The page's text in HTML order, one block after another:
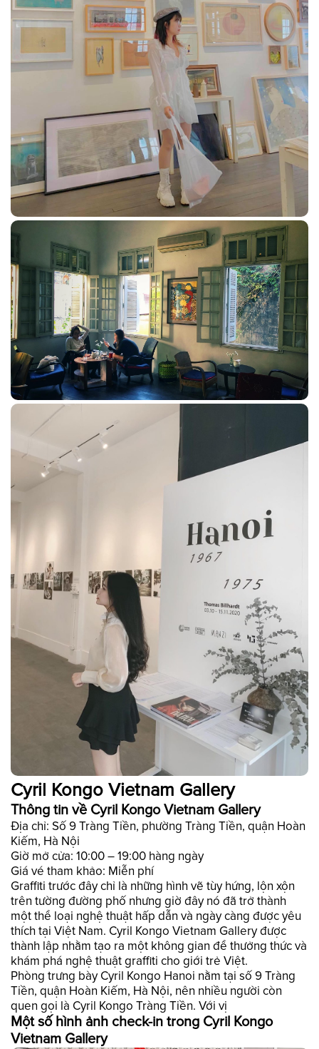
Cyril Kongo Vietnam Gallery
Thông tin về Cyril Kongo Vietnam Gallery
Địa chỉ: Số 9 Tràng Tiền, phường Tràng Tiền, quận Hoàn
Kiếm, Hà Nội
Giờ mở cửa: 10:00 – 19:00 hàng ngày
Giá vé tham khảo: Miễn phí
Graffiti trước đây chỉ là những hình vẽ tùy hứng, lộn xộn
trên tường đường phố nhưng giờ đây nó đã trở thành
một thể loại nghệ thuật hấp dẫn và ngày càng được yêu
thích tại Việt Nam. Cyril Kongo Vietnam Gallery được
thành lập nhằm tạo ra một không gian để thưởng thức và
khám phá nghệ thuật graffiti cho giới trẻ Việt.
Phòng trưng bày Cyril Kongo Hanoi nằm tại số 9 Tràng
Tiền, quận Hoàn Kiếm, Hà Nội, nên nhiều người còn
quen gọi là Cyril Kongo Tràng Tiền. Với vị
Một số hình ảnh check-in trong Cyril Kongo
Vietnam Gallery